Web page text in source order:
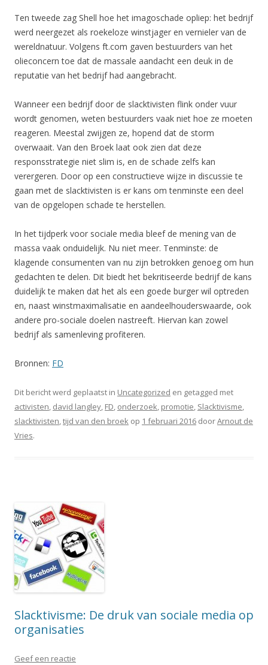
Ten tweede zag Shell hoe het imagoschade opliep: het bedrijf
werd neergezet als roekeloze winstjager en vernieler van de
wereldnatuur. Volgens ft.com gaven bestuurders van het
olieconcern toe dat de massale aandacht een deuk in de
reputatie van het bedrijf had aangebracht.
Wanneer een bedrijf door de slacktivisten flink onder vuur
wordt genomen, weten bestuurders vaak niet hoe ze moeten
reageren. Meestal zwijgen ze, hopend dat de storm
overwaait. Van den Broek laat ook zien dat deze
responsstrategie niet slim is, en de schade zelfs kan
verergeren. Door op een constructieve wijze in discussie te
gaan met de slacktivisten is er kans om tenminste een deel
van de opgelopen schade te herstellen.
In het tijdperk voor sociale media bleef de mening van de
massa vaak onduidelijk. Nu niet meer. Tenminste: de
klagende consumenten van nu zijn betrokken genoeg om hun
gedachten te delen. Dit biedt het bekritiseerde bedrijf de kans
duidelijk te maken dat het als een goede burger wil optreden
en, naast winstmaximalisatie en aandeelhouderswaarde, ook
andere pro-sociale doelen nastreeft. Hiervan kan zowel
bedrijf als samenleving profiteren.
Bronnen: FD
Dit bericht werd geplaatst in Uncategorized en getagged met
activisten, david langley, FD, onderzoek, promotie, Slacktivisme,
slacktivisten,tijd van den broek op 1 februari 2016 doorArnout de
Vries.
Slacktivisme: De druk van sociale media op
organisaties
Geef een reactie